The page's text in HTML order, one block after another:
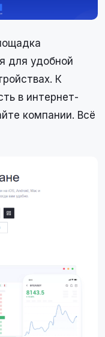
для удобной
К
в интернет-
компании. Всё